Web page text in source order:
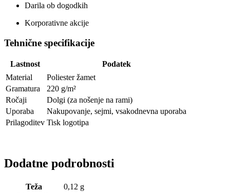
Darila ob dogodkih
Korporativne akcije
Tehnične specifikacije
Lastnost
Podatek
Material
Poliester žamet
Gramatura
220 g/m²
Ročaji
Dolgi (za nošenje na rami)
Uporaba
Nakupovanje, sejmi, vsakodnevna uporaba
Prilagoditev Tisk logotipa
Dodatne podrobnosti
Teža
0,12 g